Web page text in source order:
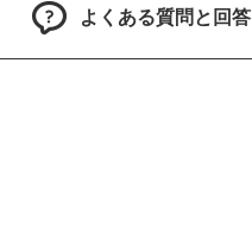
よくある質問と回答